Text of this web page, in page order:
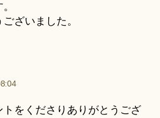
ざいました。
をくださりありがとうござ